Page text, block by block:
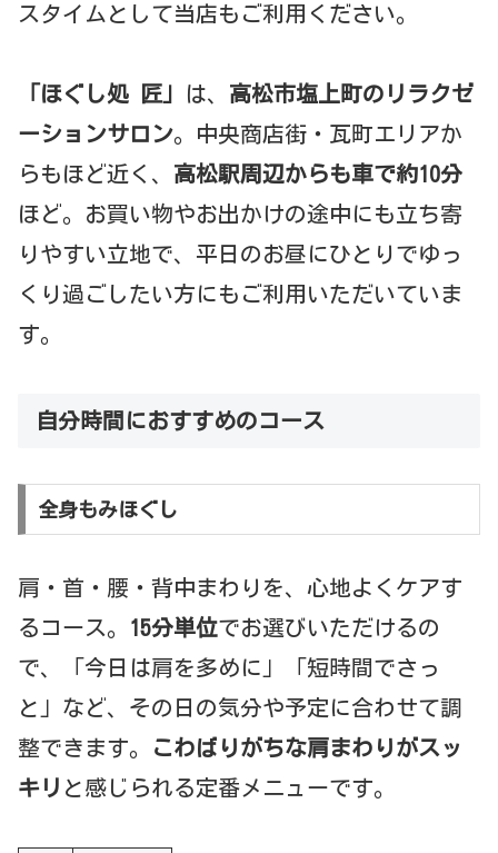
スタイムとして当店もご利用ください。
「ほぐし処 匠」 は、 高松市塩上町のリラクゼ
ーションサロン。中央商店街・瓦町エリアか
らもほど近く、 高松駅周辺からも車で約10分
ほど。お買い物やお出かけの途中にも立ち寄
りやすい立地で、平日のお昼にひとりでゆっ
くり過ごしたい方にもご利用いただいていま
す。
自分時間におすすめのコース
全身もみほぐし
肩・首・腰・背中まわりを、心地よくケアす
るコース。 15分単位でお選びいただけるの
で、「今日は肩を多めに」「短時間でさっ
と」など、その日の気分や予定に合わせて調
整できます。
こわばりがちな肩まわりがスッ
キリ と感じられる定番メニューです。